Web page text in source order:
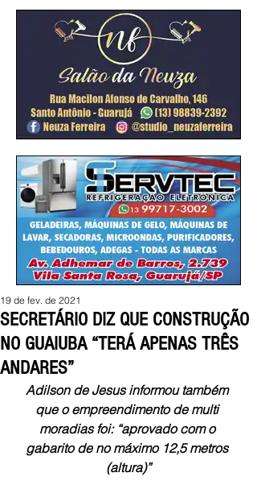
SECRETÁRIO DIZ QUE CONSTRUÇÃO
NO GUAIUBA “TERÁ APENAS TRÊS
ANDARES”
19 de fev. de 2021
Adilson de Jesus informou também
que o empreendimento de multi
moradias foi: “aprovado com o
gabarito de no máximo 12,5 metros
(altura)”